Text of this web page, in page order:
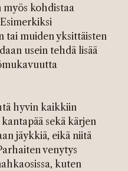
myös kohdistaa
tai muiden yksittäisten
usein tehdä lisää
hyvin kaikkiin
sekä kärjen
jäykkiä, eikä niitä
venytys
kuten